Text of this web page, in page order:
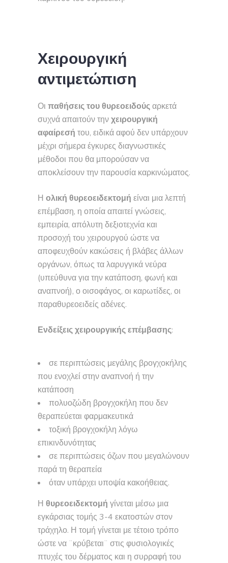
Χειρουργική
αντιμετώπιση
Οι παθήσεις του θυρεοειδούςαρκετά
συχνά απαιτούν τηνχειρουργική
αφαίρεσή του, ειδικά αφού δεν υπάρχουν
μέχρι σήμερα έγκυρες διαγνωστικές
μέθοδοι που θα μπορούσαν να
αποκλείσουν την παρουσία καρκινώματος.
Η ολική θυρεοειδεκτομή είναι μια λεπτή
επέμβαση, η οποία απαιτεί γνώσεις,
εμπειρία, απόλυτη δεξιοτεχνία και
προσοχή του χειρουργού ώστε να
αποφευχθούν κακώσεις ή βλάβες άλλων
οργάνων, όπως τα λαρυγγικά νεύρα
(υπεύθυνα για την κατάποση, φωνή και
αναπνοή), ο οισοφάγος, οι καρωτίδες, οι
παραθυρεοειδείς αδένες.
Ενδείξεις χειρουργικής επέμβασης:
σε περιπτώσεις μεγάλης βρογχοκήλης
που ενοχλεί στην αναπνοή ή την
κατάποση
πολυοζώδη βρογχοκήλη που δεν
θεραπεύεται φαρμακευτικά
τοξική βρογχοκήλη λόγω
επικινδυνότητας
σε περιπτώσεις όζων που μεγαλώνουν
παρά τη θεραπεία
όταν υπάρχει υποψία κακοήθειας.
Η θυρεοειδεκτομή γίνεται μέσω μια
εγκάρσιας τομής 3-4 εκατοστών στον
τράχηλο. Η τομή γίνεται με τέτοιο τρόπο
ώστε να ¨κρύβεται¨ στις φυσιολογικές
πτυχές του δέρματος και η συρραφή του